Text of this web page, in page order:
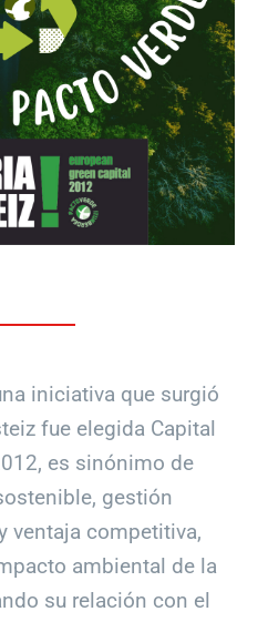
iniciativa que surgió
fue elegida Capital
es sinónimo de
gestión
ventaja competitiva,
ambiental de la
su relación con el